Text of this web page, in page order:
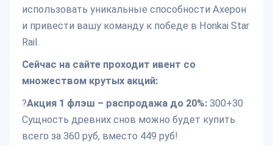
использовать уникальные способности Ахерон
и привести вашу команду к победе в Honkai Star
Rail.
Сейчас на сайте проходит ивент со
множеством крутых акций:
?Акция 1 флэш – распродажа до 20%: 300+30
Сущность древних снов можно будет купить
всего за 360 руб, вместо 449 руб!